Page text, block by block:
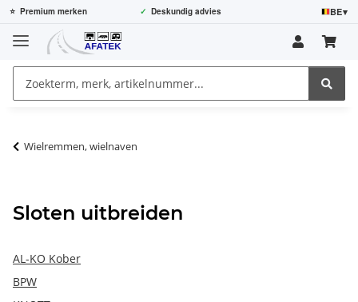
⭐ Premium merken ✓ Deskundig advies BE▾
Wielremmen, wielnaven
Sloten uitbreiden
AL-KO Kober
BPW